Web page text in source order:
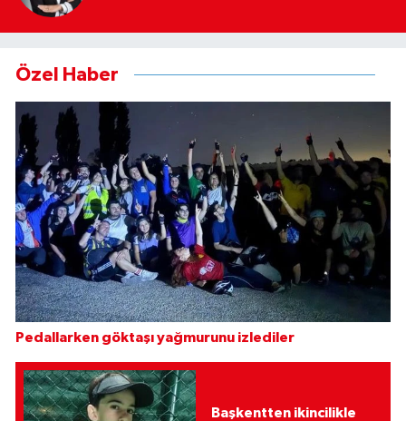
Özel Haber
Pedallarken göktaşı yağmurunu izlediler
Başkentten ikincilikle